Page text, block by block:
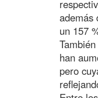
además
un 157
han
pero